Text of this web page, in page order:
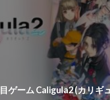
ゲーム Caligula2 (カリギ